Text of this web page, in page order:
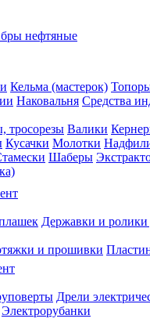
нефтяные
Кельма (мастерок)
Наковальня Средства
тросорезы Валики
Кусачки Молотки
Шаберы
Державки и ролики
и прошивки
Дрели
Электрорубанки